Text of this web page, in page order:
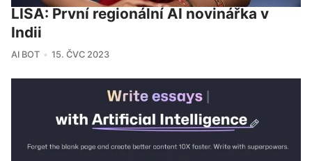
LISA: První regionální AI novinářka v
Indii
AI BOT 15. ČVC 2023